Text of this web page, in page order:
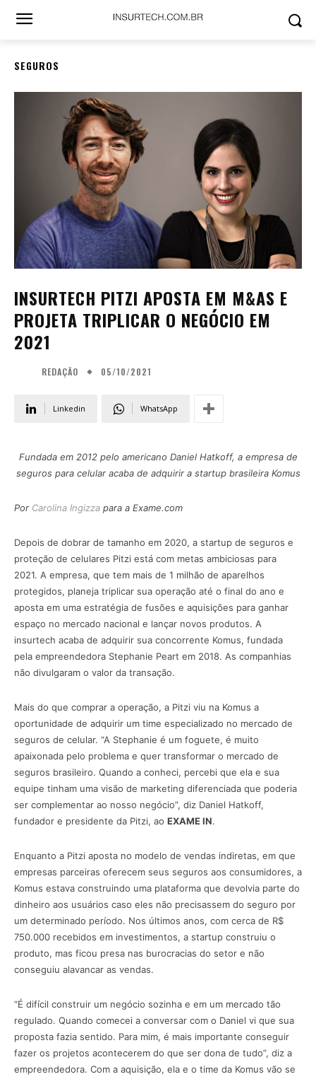
SEGUROS
INSURTECH PITZI APOSTA EM M&AS E
PROJETA TRIPLICAR O NEGÓCIO EM
2021
REDAÇÃO 05/10/2021
Linkedin WhatsApp
Fundada em 2012 pelo americano Daniel Hatkoff, a empresa de
seguros para celular acaba de adquirir a startup brasileira Komus
Por Carolina Ingizza para a Exame.com
Depois de dobrar de tamanho em 2020, a startup de seguros e
proteção de celulares Pitzi está com metas ambiciosas para
2021. A empresa, que tem mais de 1 milhão de aparelhos
protegidos, planeja triplicar sua operação até o final do ano e
aposta em uma estratégia de fusões e aquisições para ganhar
espaço no mercado nacional e lançar novos produtos. A
insurtech acaba de adquirir sua concorrente Komus, fundada
pela empreendedora Stephanie Peart em 2018. As companhias
não divulgaram o valor da transação.
Mais do que comprar a operação, a Pitzi viu na Komus a
oportunidade de adquirir um time especializado no mercado de
seguros de celular. “A Stephanie é um foguete, é muito
apaixonada pelo problema e quer transformar o mercado de
seguros brasileiro. Quando a conheci, percebi que ela e sua
equipe tinham uma visão de marketing diferenciada que poderia
ser complementar ao nosso negócio”, diz Daniel Hatkoff,
fundador e presidente da Pitzi, ao EXAME IN.
Enquanto a Pitzi aposta no modelo de vendas indiretas, em que
empresas parceiras oferecem seus seguros aos consumidores, a
Komus estava construindo uma plataforma que devolvia parte do
dinheiro aos usuários caso eles não precisassem do seguro por
um determinado período. Nos últimos anos, com cerca de R$
750.000 recebidos em investimentos, a startup construiu o
produto, mas ficou presa nas burocracias do setor e não
conseguiu alavancar as vendas.
“É difícil construir um negócio sozinha e em um mercado tão
regulado. Quando comecei a conversar com o Daniel vi que sua
proposta fazia sentido. Para mim, é mais importante conseguir
fazer os projetos acontecerem do que ser dona de tudo”, diz a
empreendedora. Com a aquisição, ela e o time da Komus vão se